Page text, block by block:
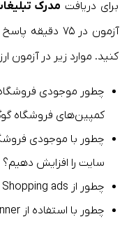
برای دریافت مدرک
کنید. موارد زیر در آزمون
چطور موجودی فروشگاه
کمپین‌های فروشگاه
چطور با موجودی
سایت را افزایش دهیم؟
چطور از Showcase Shopping ads استفاده کنیم؟